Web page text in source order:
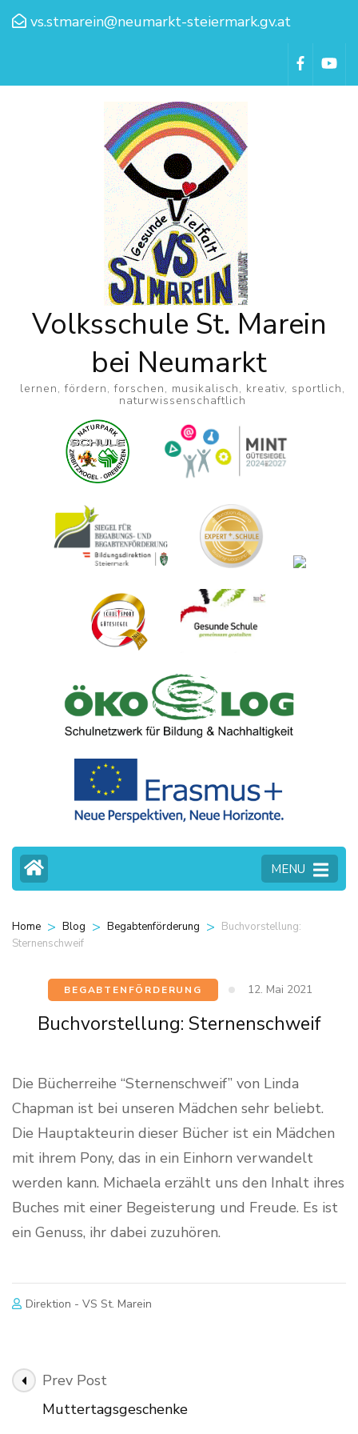
vs.stmarein@neumarkt-steiermark.gv.at
Volksschule St. Marein
bei Neumarkt
lernen, fördern, forschen, musikalisch, kreativ, sportlich,
naturwissenschaftlich
MENU
Home > Blog > Begabtenförderung > Buchvorstellung:
Sternenschweif
BEGABTENFÖRDERUNG 12. Mai 2021
Buchvorstellung: Sternenschweif
Die Bücherreihe “Sternenschweif” von Linda
Chapman ist bei unseren Mädchen sehr beliebt.
Die Hauptakteurin dieser Bücher ist ein Mädchen
mit ihrem Pony, das in ein Einhorn verwandelt
werden kann. Michaela erzählt uns den Inhalt ihres
Buches mit einer Begeisterung und Freude. Es ist
ein Genuss, ihr dabei zuzuhören.
Direktion - VS St. Marein
Post
Navigation
Prev Post
Muttertagsgeschenke